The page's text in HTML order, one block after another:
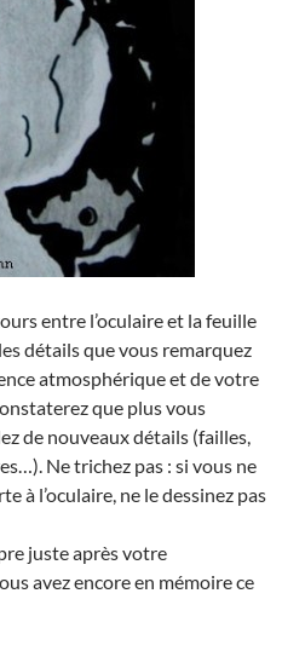
entre l’oculaire et la feuille
détails que vous remarquez
atmosphérique et de votre
que plus vous
de nouveaux détails (failles,
Ne trichez pas : si vous ne
à l’oculaire, ne le dessinez pas
juste après votre
avez encore en mémoire ce